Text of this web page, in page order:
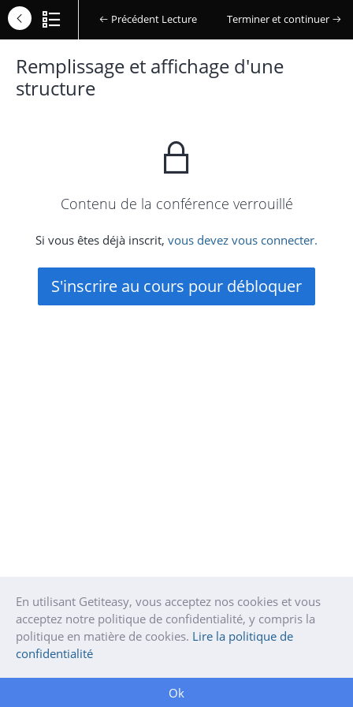
Précédent Lecture Terminer et continuer
Remplissage et affichage d'une
structure
Contenu de la conférence verrouillé
Si vous êtes déjà inscrit, vous devez vous connecter.
S'inscrire au cours pour débloquer
En utilisant Getiteasy, vous acceptez nos cookies et vous
acceptez notre politique de confidentialité, y compris la
politique en matière de cookies. Lire la politique de
confidentialité
Ok